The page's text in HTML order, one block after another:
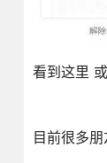
看到这里
目前很多